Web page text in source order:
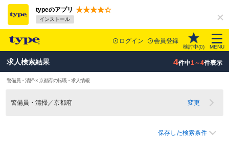
typeのアプリ
インストール
ログイン 会員登録
検討中(0) MENU
求人検索結果 4件中1～4件表示
警備員・清掃 × 京都府の転職・求人情報
警備員・清掃／京都府 変更
保存した検索条件